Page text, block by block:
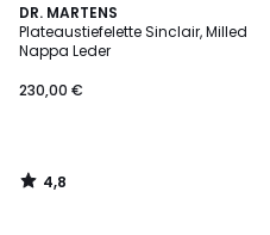
DR. MARTENS
Plateaustiefelette Sinclair, Milled
Nappa Leder
230,00 €
4,8
/ 5
4,8
/